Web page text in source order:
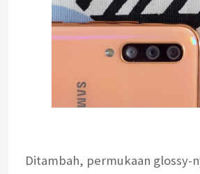
Ditambah, permukaan glossy-